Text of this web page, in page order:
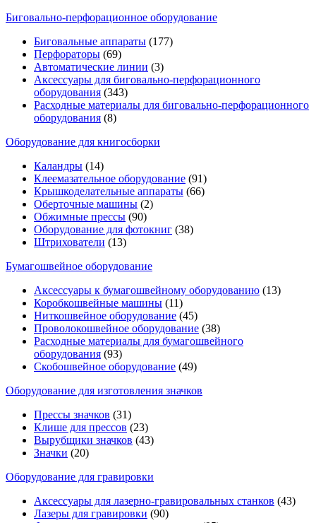
Биговально-перфорационное оборудование
Биговальные аппараты (177)
Перфораторы (69)
Автоматические линии (3)
Аксессуары для биговально-перфорационного
оборудования (343)
Расходные материалы для биговально-перфорационного
оборудования (8)
Оборудование для книгосборки
Каландры (14)
Клеемазательное оборудование (91)
Крышкоделательные аппараты (66)
Оберточные машины (2)
Обжимные прессы (90)
Оборудование для фотокниг (38)
Штрихователи (13)
Бумагошвейное оборудование
Аксессуары к бумагошвейному оборудованию (13)
Коробкошвейные машины (11)
Ниткошвейное оборудование (45)
Проволокошвейное оборудование (38)
Расходные материалы для бумагошвейного
оборудования (93)
Скобошвейное оборудование (49)
Оборудование для изготовления значков
Прессы значков (31)
Клише для прессов (23)
Вырубщики значков (43)
Значки (20)
Оборудование для гравировки
Аксессуары для лазерно-гравировальных станков (43)
Лазеры для гравировки (90)